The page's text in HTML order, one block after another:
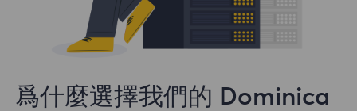
爲什麼選擇我們的 Dominica